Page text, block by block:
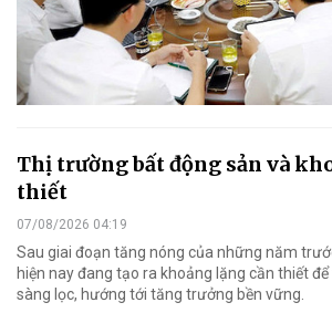
Thị trường bất động sản và
thiết
07/08/2026 04:19
Sau giai đoạn tăng nóng của những năm
hiện nay đang tạo ra khoảng lặng cần thiết
sàng lọc, hướng tới tăng trưởng bền vững.